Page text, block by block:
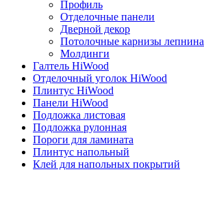
Профиль
Отделочные панели
Дверной декор
Потолочные карнизы лепнина
Молдинги
Галтель HiWood
Отделочный уголок HiWood
Плинтус HiWood
Панели HiWood
Подложка листовая
Подложка рулонная
Пороги для ламината
Плинтус напольный
Клей для напольных покрытий